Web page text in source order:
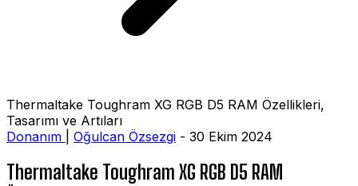
Thermaltake Toughram XG RGB D5 RAM Özellikleri,
Tasarımı ve Artıları
Donanım
Oğulcan Özsezgi - 30 Ekim 2024
Thermaltake Toughram XG RGB D5 RAM